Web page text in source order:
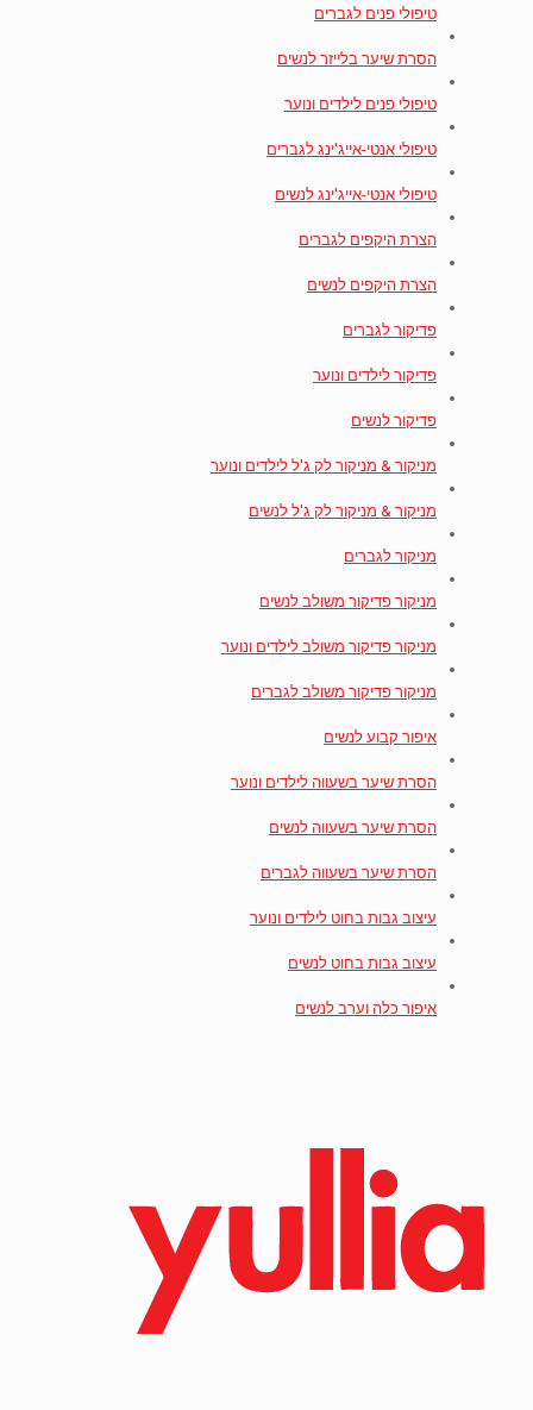
טיפולי פנים לגברים
הסרת שיער בלייזר לנשים
טיפולי פנים לילדים ונוער
טיפולי אנטי-אייג'ינג לגברים
טיפולי אנטי-אייג'ינג לנשים
הצרת היקפים לגברים
הצרת היקפים לנשים
פדיקור לגברים
פדיקור לילדים ונוער
פדיקור לנשים
מניקור & מניקור לק ג'ל לילדים ונוער
מניקור & מניקור לק ג'ל לנשים
מניקור לגברים
מניקור פדיקור משולב לנשים
מניקור פדיקור משולב לילדים ונוער
מניקור פדיקור משולב לגברים
איפור קבוע לנשים
הסרת שיער בשעווה לילדים ונוער
הסרת שיער בשעווה לנשים
הסרת שיער בשעווה לגברים
עיצוב גבות בחוט לילדים ונוער
עיצוב גבות בחוט לנשים
איפור כלה וערב לנשים